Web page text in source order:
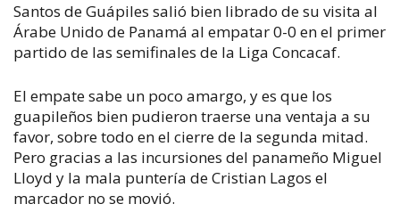
Santos de Guápiles salió bien librado de su visita al
Árabe Unido de Panamá al empatar 0-0 en el primer
partido de las semifinales de la Liga Concacaf.
El empate sabe un poco amargo, y es que los
guapileños bien pudieron traerse una ventaja a su
favor, sobre todo en el cierre de la segunda mitad.
Pero gracias a las incursiones del panameño Miguel
Lloyd y la mala puntería de Cristian Lagos el
marcador no se movió.